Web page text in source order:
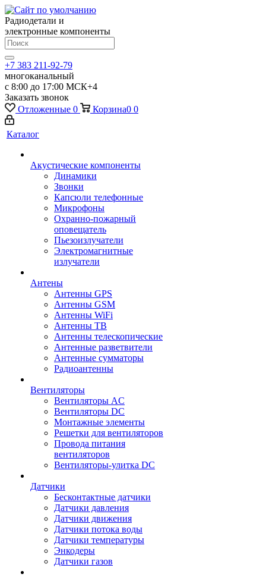
Радиодетали и
электронные компоненты
+7 383 211-92-79
многоканальный
с 8:00 до 17:00 МСК+4
Заказать звонок
Отложенные 0 Корзина0 0
Каталог
Акустические компоненты
Динамики
Звонки
Капсюли телефонные
Микрофоны
Охранно-пожарный
оповещатель
Пьезоизлучатели
Электромагнитные
излучатели
Антены
Антенны GPS
Антенны GSM
Антенны WiFi
Антенны ТВ
Антенны телескопические
Антенные разветвители
Антенные сумматоры
Радиоантенны
Вентиляторы
Вентиляторы AC
Вентиляторы DC
Монтажные элементы
Решетки для вентиляторов
Провода питания
вентиляторов
Вентиляторы-улитка DC
Датчики
Бесконтактные датчики
Датчики давления
Датчики движения
Датчики потока воды
Датчики температуры
Энкодеры
Датчики газов